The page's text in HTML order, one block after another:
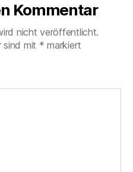
Kommentar
nicht veröffentlicht.
sind mit * markiert